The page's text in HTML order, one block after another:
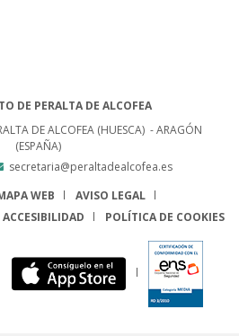
DE PERALTA DE ALCOFEA
DE ALCOFEA (HUESCA) - ARAGÓN
(ESPAÑA)
secretaria@peraltadealcofea.es
WEB
AVISO LEGAL
ACCESIBILIDAD POLÍTICA DE COOKIES